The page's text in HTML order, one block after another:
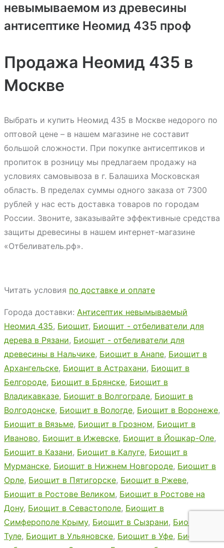
невымываемом из древесины
антисептике Неомид 435 проф
Продажа Неомид 435 в
Москве
Выбрать и купить Неомид 435 в Москве недорого по
оптовой цене – в нашем магазине не составит
большой сложности. При покупке антисептиков и
пропиток в розницу мы предлагаем продажу на
условиях самовывоза в г. Балашиха Московская
область. В пределах суммы одного заказа от 7300
рублей у нас есть доставка товаров по городам
России. Звоните, заказывайте эффективные средства
защиты древесины в нашем интернет-магазине
«Отбеливатель.рф».
Читать условия по доставке и оплате
Города доставки: Антисептик невымываемый
Неомид 435, Биощит, Биощит - отбеливатели для
дерева в Рязани, Биощит - отбеливатели для
древесины в Нальчике, Биощит в Анапе, Биощит в
Архангельске, Биощит в Астрахани, Биощит в
Белгороде, Биощит в Брянске, Биощит в
Владикавказе, Биощит в Волгограде, Биощит в
Волгодонске, Биощит в Вологде, Биощит в Воронеже,
Биощит в Вязьме, Биощит в Грозном, Биощит в
Иваново, Биощит в Ижевске, Биощит в Йошкар-Оле,
Биощит в Казани, Биощит в Калуге, Биощит в
Мурманске, Биощит в Нижнем Новгороде, Биощит в
Орле, Биощит в Пятигорске, Биощит в Ржеве,
Биощит в Ростове Великом, Биощит в Ростове на
Дону, Биощит в Севастополе, Биощит в
Симферополе Крыму, Биощит в Сызрани, Биощит в
Туле, Биощит в Ульяновске, Биощит в Уфе, Биощит